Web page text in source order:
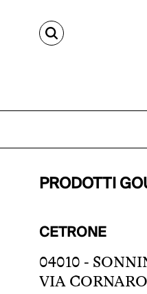
CERCA
PRODOTTI
CETRONE
04010 -
VIA